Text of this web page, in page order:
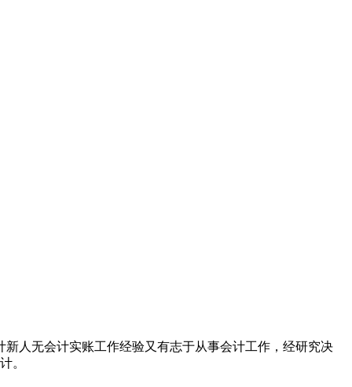
人无会计实账工作经验又有志于从事会计工作，经研究决
。